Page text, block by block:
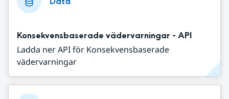
Konsekvensbaserade vädervarningar - API
Ladda ner API för Konsekvensbaserade
vädervarningar